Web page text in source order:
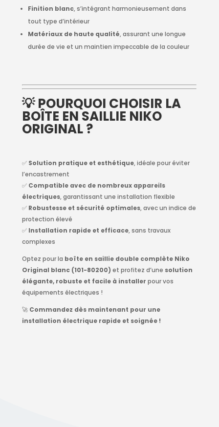
Finition blanc, s’intégrant harmonieusement dans
tout type d’intérieur
Matériaux de haute qualité, assurant une longue
durée de vie et un maintien impeccable de la couleur
💡 POURQUOI CHOISIR LA
BOÎTE EN SAILLIE NIKO
ORIGINAL ?
✅ Solution pratique et esthétique, idéale pour éviter
l’encastrement
✅ Compatible avec de nombreux appareils
électriques, garantissant une installation flexible
✅ Robustesse et sécurité optimales, avec un indice de
protection élevé
✅ Installation rapide et efficace, sans travaux
complexes
Optez pour la boîte en saillie double complète Niko
Original blanc (101-80200) et profitez d’une solution
élégante, robuste et facile à installer pour vos
équipements électriques !
🚀 Commandez dès maintenant pour une
installation électrique rapide et soignée !